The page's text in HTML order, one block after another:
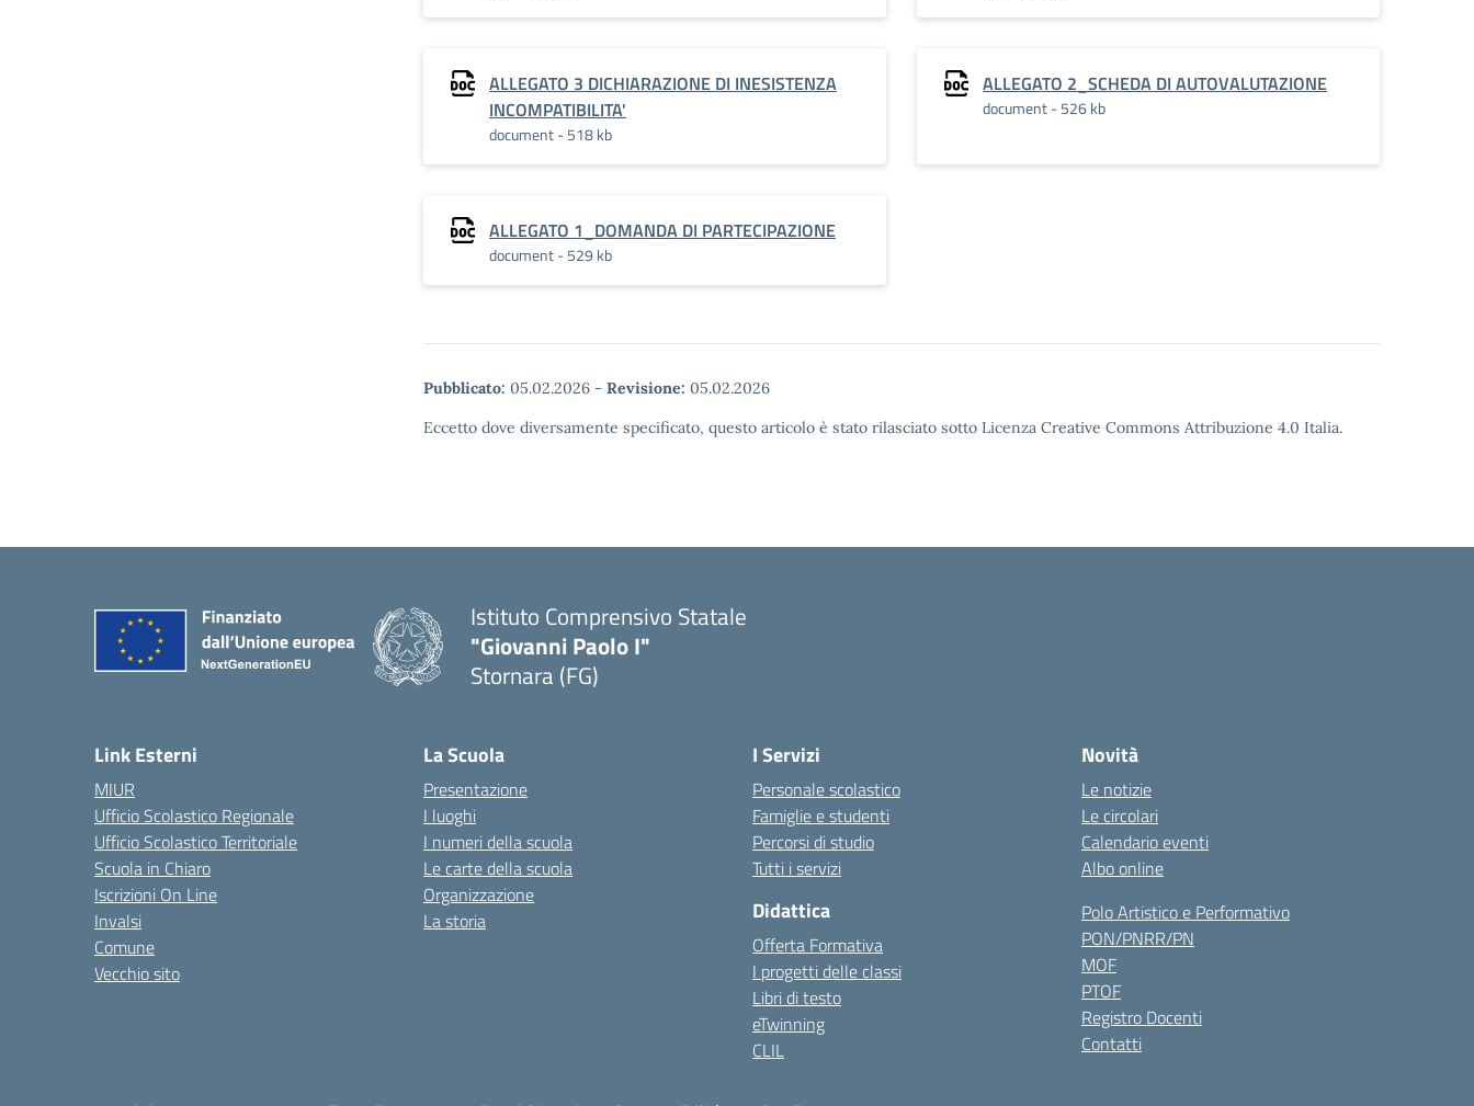
ALLEGATO 3 DICHIARAZIONE DI INESISTENZA
INCOMPATIBILITA'
document - 518 kb
ALLEGATO 2_SCHEDA DI AUTOVALUTAZIONE
document - 526 kb
ALLEGATO 1_DOMANDA DI PARTECIPAZIONE
document - 529 kb
Pubblicato: 05.02.2026 - Revisione: 05.02.2026
Eccetto dove diversamente specificato, questo articolo è stato rilasciato sotto Licenza Creative Commons Attribuzione 4.0 Italia.
Istituto Comprensivo Statale
"Giovanni Paolo I"
Stornara (FG)
Link Esterni
MIUR
Ufficio Scolastico Regionale
Ufficio Scolastico Territoriale
Scuola in Chiaro
Iscrizioni On Line
Invalsi
Comune
Vecchio sito
La Scuola
Presentazione
I luoghi
I numeri della scuola
Le carte della scuola
Organizzazione
La storia
I Servizi
Personale scolastico
Famiglie e studenti
Percorsi di studio
Tutti i servizi
Didattica
Offerta Formativa
I progetti delle classi
Libri di testo
eTwinning
CLIL
Novità
Le notizie
Le circolari
Calendario eventi
Albo online
Polo Artistico e Performativo
PON/PNRR/PN
MOF
PTOF
Registro Docenti
Contatti